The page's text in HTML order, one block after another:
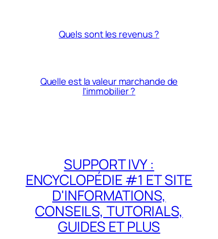
Quels sont les revenus ?
Quelle est la valeur marchande de
l’immobilier ?
SUPPORT IVY :
ENCYCLOPÉDIE #1 ET SITE
D'INFORMATIONS,
CONSEILS, TUTORIALS,
GUIDES ET PLUS